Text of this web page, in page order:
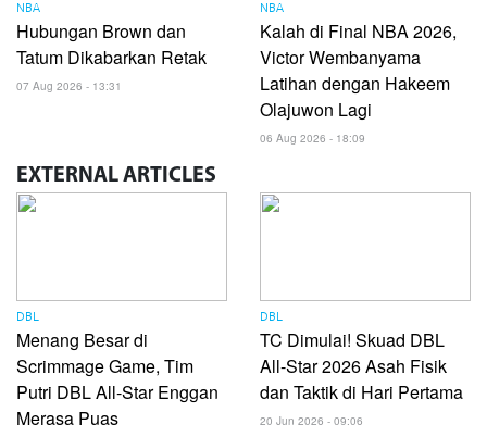
NBA
Hubungan Brown dan
Tatum Dikabarkan Retak
07 Aug 2026 - 13:31
NBA
Kalah di Final NBA 2026,
Victor Wembanyama
Latihan dengan Hakeem
Olajuwon Lagi
06 Aug 2026 - 18:09
EXTERNAL ARTICLES
DBL
Menang Besar di
Scrimmage Game, Tim
Putri DBL All-Star Enggan
Merasa Puas
DBL
TC Dimulai! Skuad DBL
All-Star 2026 Asah Fisik
dan Taktik di Hari Pertama
20 Jun 2026 - 09:06